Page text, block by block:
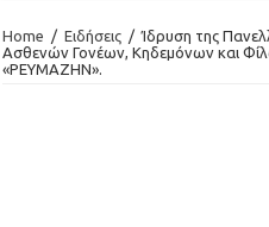
Home / Ειδήσεις / Ίδρυση της
Ασθενών Γονέων, Κηδεμόνων και
«ΡΕΥΜΑΖΗΝ».